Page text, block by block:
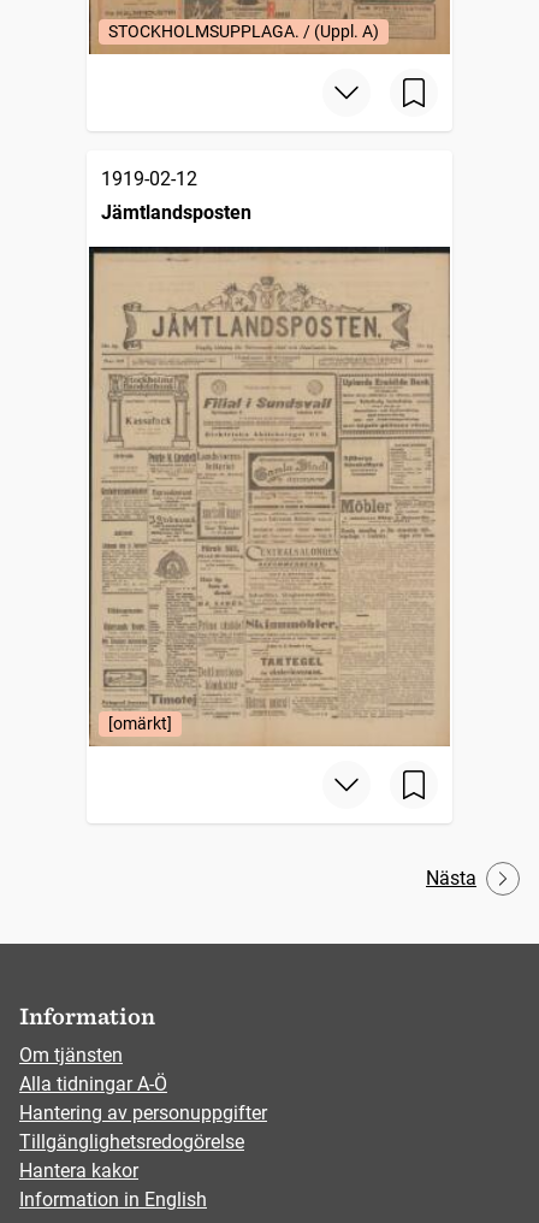
STOCKHOLMSUPPLAGA. / (Uppl. A)
1919-02-12
Jämtlandsposten
[omärkt]
Nästa
Information
Om tjänsten
Alla tidningar A-Ö
Hantering av personuppgifter
Tillgänglighetsredogörelse
Hantera kakor
Information in English